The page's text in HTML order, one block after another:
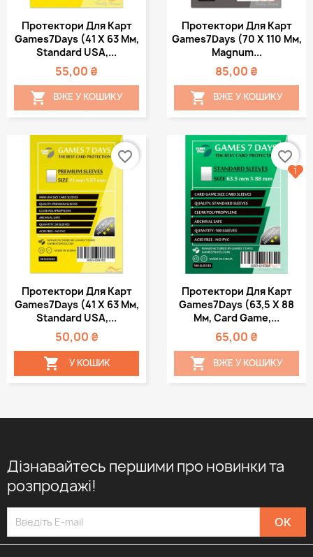
Протектори Для Карт
Games7Days (41 Х 63 Мм,
Standard USA,...
55,00 ₴
 ВЖЕ У КОШИКУ
Протектори Для Карт
Games7Days (70 Х 110 Мм,
Magnum...
85,00 ₴
 ВЖЕ У КОШИКУ
Протектори Для Карт
Games7Days (41 Х 63 Мм,
Standard USA,...
50,00 ₴
 У КОШИК
favorite_border
Протектори Для Карт
Games7Days (63,5 Х 88
Мм, Card Game,...
65,00 ₴
 ВЖЕ У КОШИКУ
favorite_border
1
Дізнавайтесь першими про новинки та
розпродажі!